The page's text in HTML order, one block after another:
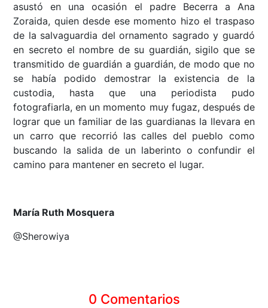
asustó en una ocasión el padre Becerra a Ana
Zoraida, quien desde ese momento hizo el traspaso
de la salvaguardia del ornamento sagrado y guardó
en secreto el nombre de su guardián, sigilo que se
transmitido de guardián a guardián, de modo que no
se había podido demostrar la existencia de la
custodia, hasta que una periodista pudo
fotografiarla, en un momento muy fugaz, después de
lograr que un familiar de las guardianas la llevara en
un carro que recorrió las calles del pueblo como
buscando la salida de un laberinto o confundir el
camino para mantener en secreto el lugar.
María Ruth Mosquera
@Sherowiya
0 Comentarios